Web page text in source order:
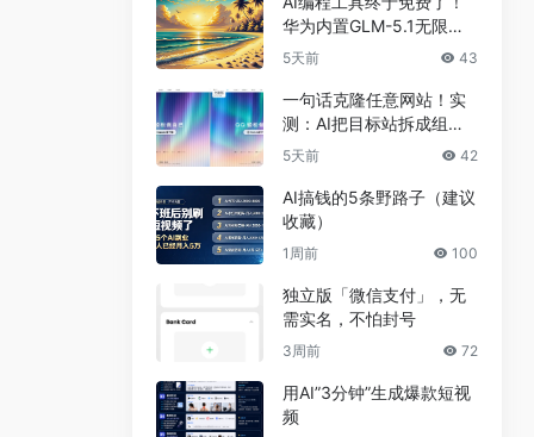
华为内置GLM-5.1无限
用，npm装完就能写代码
5天前 43
一句话克隆任意网站！实
测：AI把目标站拆成组
件，差异不到5%
5天前 42
AI搞钱的5条野路子（建议
收藏）
1周前 100
独立版「微信支付」，无
需实名，不怕封号
3周前 72
用AI”3分钟”生成爆款短视
频